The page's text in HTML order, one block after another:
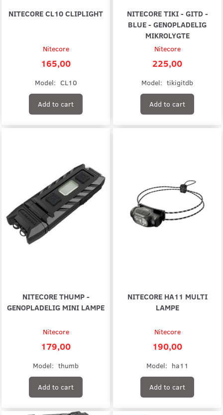
NITECORE CL10 CLIPLIGHT
Nitecore
165,00
Model: CL10
Add to cart
NITECORE TIKI - GITD -
BLUE - GENOPLADELIG
MIKROLYGTE
Nitecore
225,00
Model: tikigitdb
Add to cart
NITECORE THUMP -
GENOPLADELIG MINI LAMPE
Nitecore
179,00
Model: thumb
Add to cart
NITECORE HA11 MULTI
LAMPE
Nitecore
190,00
Model: ha11
Add to cart